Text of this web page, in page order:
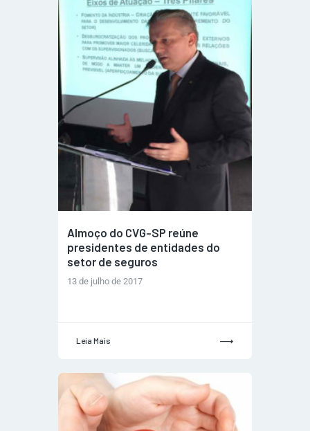
Almoço do CVG-SP reúne
presidentes de entidades do
setor de seguros
13 de julho de 2017
Leia Mais